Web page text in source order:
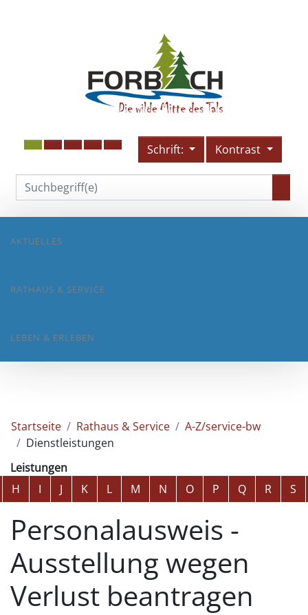
Schrift: Kontrast
AKTUELLES
RATHAUS & SERVICE
LEBEN & ERLEBEN
Startseite Rathaus & Service
A-Z/service-bw
Dienstleistungen
Leistungen
Alphabetisches Register überspringen
H I J K L M N O P Q R S
Personalausweis -
Ausstellung wegen
Verlust beantragen